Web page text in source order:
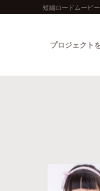
短編ロードムービー
プロジェクト